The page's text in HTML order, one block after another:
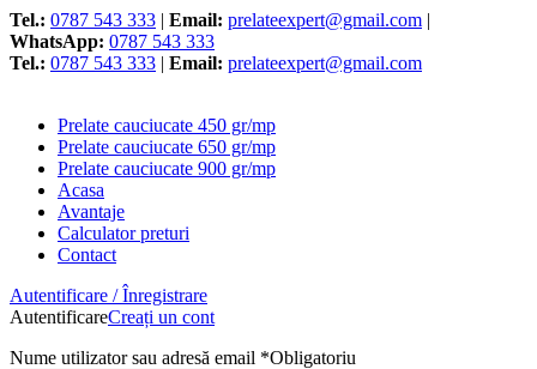
Tel.: 0787 543 333 | Email: prelateexpert@gmail.com |
WhatsApp: 0787 543 333
Tel.: 0787 543 333 | Email: prelateexpert@gmail.com
Prelate cauciucate 450 gr/mp
Prelate cauciucate 650 gr/mp
Prelate cauciucate 900 gr/mp
Acasa
Avantaje
Calculator preturi
Contact
Autentificare / Înregistrare
AutentificareCreați un cont
Nume utilizator sau adresă email *Obligatoriu